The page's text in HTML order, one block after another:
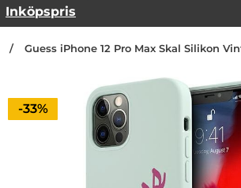
Inköpspris
Guess iPhone 12 Pro Max Skal Silikon
Priset är nedsatt med
-33%